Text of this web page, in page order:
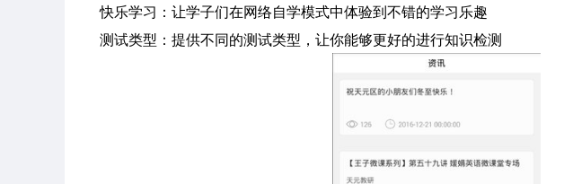
快乐学习：让学子们在网络自学模式中体验到不错的学习乐趣
测试类型：提供不同的测试类型，让你能够更好的进行知识检测